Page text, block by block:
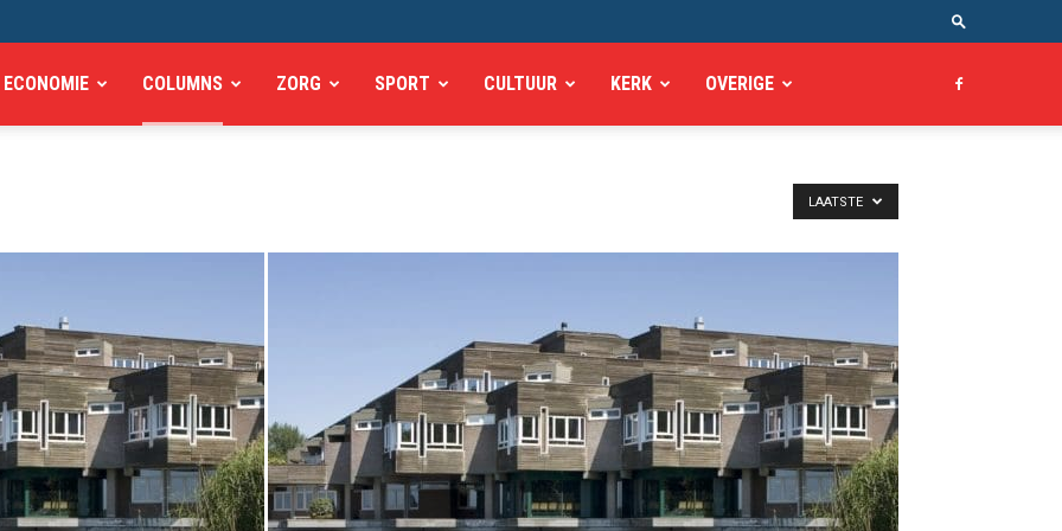
ECONOMIE COLUMNS ZORG SPORT CULTUUR KERK OVERIGE
LAATSTE